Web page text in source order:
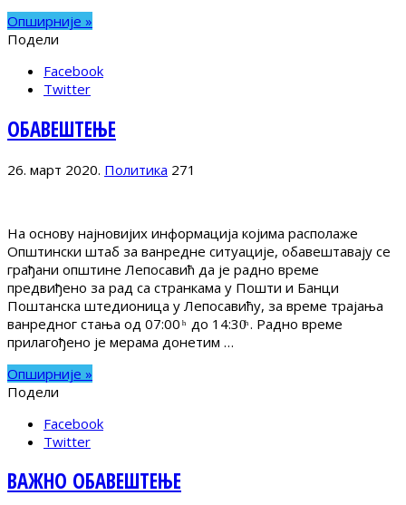
Опширније »
Подели
Facebook
Twitter
ОБАВЕШТЕЊЕ
26. март 2020. Политика 271
На основу најновијих информација којима располаже
Општински штаб за ванредне ситуације, обавештавају се
грађани општине Лепосавић да је радно време
предвиђено за рад са странкама у Пошти и Банци
Поштанска штедионица у Лепосавићу, за време трајања
ванредног стања од 07:00 ͪ до 14:30ͪ . Радно време
прилагођено је мерама донетим …
Опширније »
Подели
Facebook
Twitter
ВАЖНО ОБАВЕШТЕЊЕ